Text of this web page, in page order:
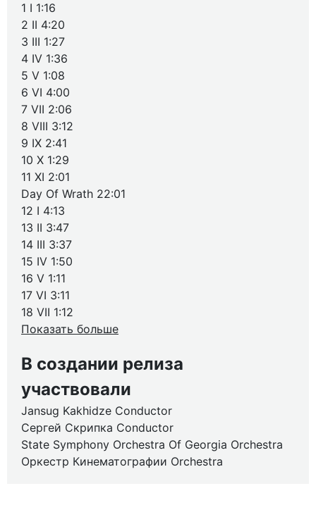
1 I 1:16
2 II 4:20
3 III 1:27
4 IV 1:36
5 V 1:08
6 VI 4:00
7 VII 2:06
8 VIII 3:12
9 IX 2:41
10 X 1:29
11 XI 2:01
Day Of Wrath 22:01
12 I 4:13
13 II 3:47
14 III 3:37
15 IV 1:50
16 V 1:11
17 VI 3:11
18 VII 1:12
Показать больше
В создании релиза
участвовали
Jansug Kakhidze Conductor
Сергей Скрипка Conductor
State Symphony Orchestra Of Georgia Orchestra
Оркестр Кинематографии Orchestra